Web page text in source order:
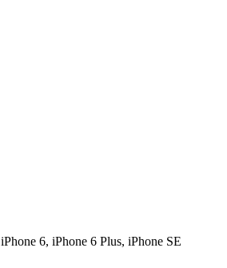
iPhone 6, iPhone 6 Plus, iPhone SE